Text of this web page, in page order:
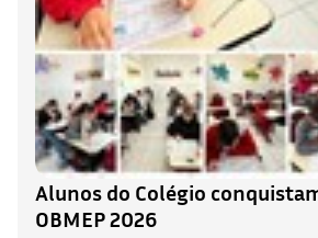
Alunos do Colégio
OBMEP 2026